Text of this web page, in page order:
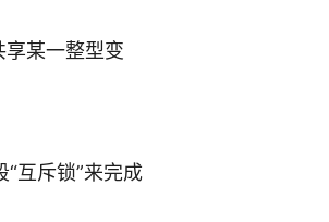
享某一整型变
互斥锁”来完成